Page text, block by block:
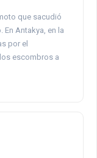
que sacudió
En Antakya, en la
por el
escombros a